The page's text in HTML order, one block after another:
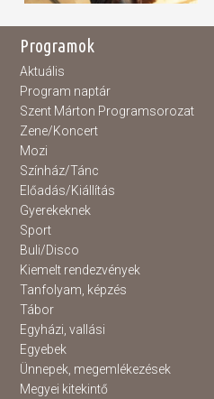
Programok
Aktuális
Program naptár
Szent Márton Programsorozat
Zene/Koncert
Mozi
Színház/Tánc
Előadás/Kiállítás
Gyerekeknek
Sport
Buli/Disco
Kiemelt rendezvények
Tanfolyam, képzés
Tábor
Egyházi, vallási
Egyebek
Ünnepek, megemlékezések
Megyei kitekintő